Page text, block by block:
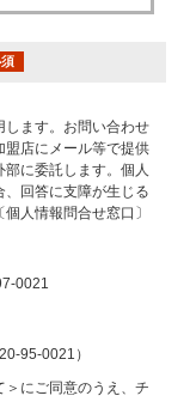
します。お問い合わせ
盟店にメール等で提供
に委託します。個人
回答に支障が生じる
人情報問合せ窓口〕
0021
95-0021）
にご同意のうえ、チ